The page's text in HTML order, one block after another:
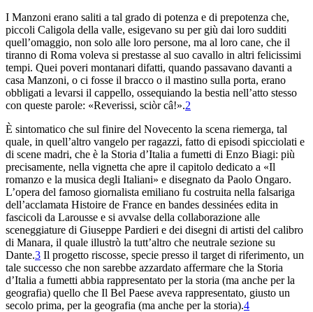
I Manzoni erano saliti a tal grado di potenza e di prepotenza che,
piccoli Caligola della valle, esigevano su per giù dai loro sudditi
quell’omaggio, non solo alle loro persone, ma al loro cane, che il
tiranno di Roma voleva si prestasse al suo cavallo in altri felicissimi
tempi. Quei poveri montanari difatti, quando passavano davanti a
casa Manzoni, o ci fosse il bracco o il mastino sulla porta, erano
obbligati a levarsi il cappello, ossequiando la bestia nell’atto stesso
con queste parole: «Reverissi, sciòr câ!».2
È sintomatico che sul finire del Novecento la scena riemerga, tal
quale, in quell’altro vangelo per ragazzi, fatto di episodi spicciolati e
di scene madri, che è la Storia d’Italia a fumetti di Enzo Biagi: più
precisamente, nella vignetta che apre il capitolo dedicato a «Il
romanzo e la musica degli Italiani» e disegnato da Paolo Ongaro.
L’opera del famoso giornalista emiliano fu costruita nella falsariga
dell’acclamata Histoire de France en bandes dessinées edita in
fascicoli da Larousse e si avvalse della collaborazione alle
sceneggiature di Giuseppe Pardieri e dei disegni di artisti del calibro
di Manara, il quale illustrò la tutt’altro che neutrale sezione su
Dante.3 Il progetto riscosse, specie presso il target di riferimento, un
tale successo che non sarebbe azzardato affermare che la Storia
d’Italia a fumetti abbia rappresentato per la storia (ma anche per la
geografia) quello che Il Bel Paese aveva rappresentato, giusto un
secolo prima, per la geografia (ma anche per la storia).4